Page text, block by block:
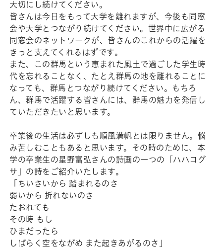
大切にし続けてください。
皆さんは今日をもって大学を離れますが、今後も同窓
会や大学とつながり続けてください。世界中に広がる
同窓会のネットワークが、皆さんのこれからの活躍を
きっと支えてくれるはずです。
また、この群馬という恵まれた風土で過ごした学生時
代を忘れることなく、たとえ群馬の地を離れることに
なっても、群馬とつながり続けてください。もちろ
ん、群馬で活躍する皆さんには、群馬の魅力を発信し
ていただきたいと思います。
卒業後の生活は必ずしも順風満帆とは限りません。悩
み苦しむこともあると思います。その時のために、本
学の卒業生の星野富弘さんの詩画の一つの「ハハコグ
サ」の詩をご紹介いたします。
「ちいさいから 踏まれるのさ
弱いから 折れないのさ
たおれても
その時 もし
ひまだったら
しばらく空をながめ また起きあがるのさ」